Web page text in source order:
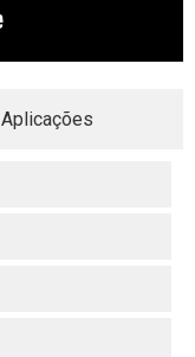
Aplicações